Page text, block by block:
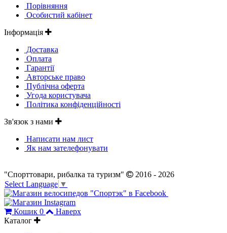
Порівняння
Особистий кабінет
Інформація
Доставка
Оплата
Гарантії
Авторське право
Публічна оферта
Угода користувача
Політика конфіденційності
Зв'язок з нами
Написати нам лист
Як нам зателефонувати
"Спорттовари, рибалка та туризм"
2016 - 2026
Select Language ▼
Кошик 0
Наверх
Каталог